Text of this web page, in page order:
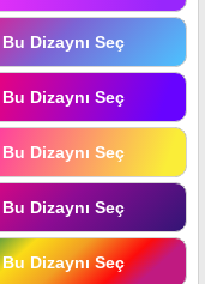
Bu Dizaynı Seç
Bu Dizaynı Seç
Bu Dizaynı Seç
Bu Dizaynı Seç
Bu Dizaynı Seç